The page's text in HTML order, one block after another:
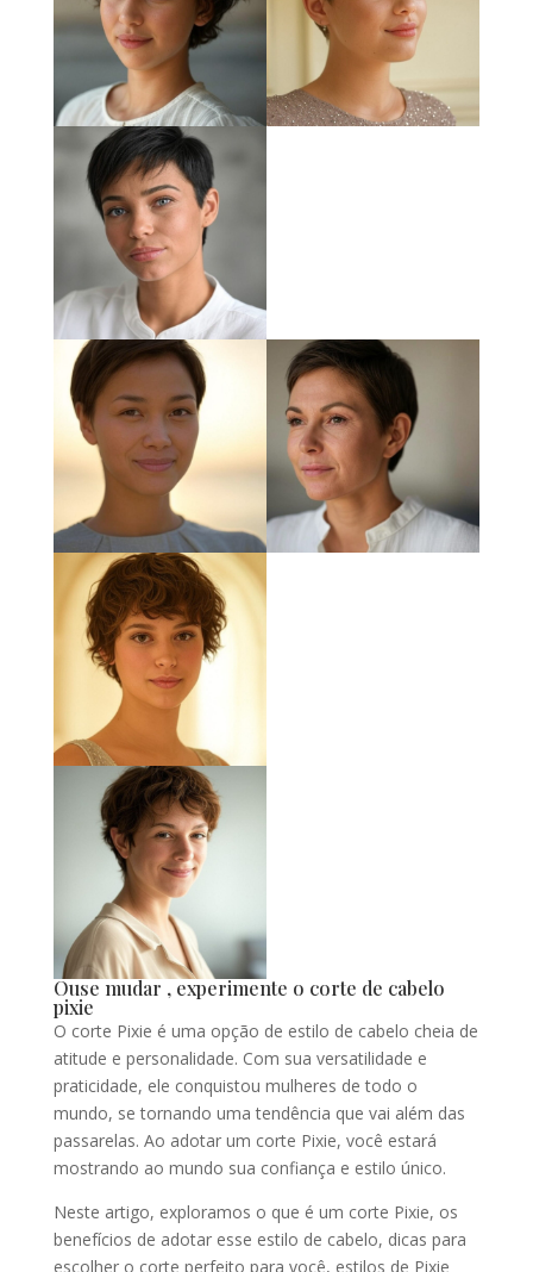
Ouse mudar , experimente o corte de cabelo
pixie
O corte Pixie é uma opção de estilo de cabelo cheia de
atitude e personalidade. Com sua versatilidade e
praticidade, ele conquistou mulheres de todo o
mundo, se tornando uma tendência que vai além das
passarelas. Ao adotar um corte Pixie, você estará
mostrando ao mundo sua confiança e estilo único.
Neste artigo, exploramos o que é um corte Pixie, os
benefícios de adotar esse estilo de cabelo, dicas para
escolher o corte perfeito para você, estilos de Pixie